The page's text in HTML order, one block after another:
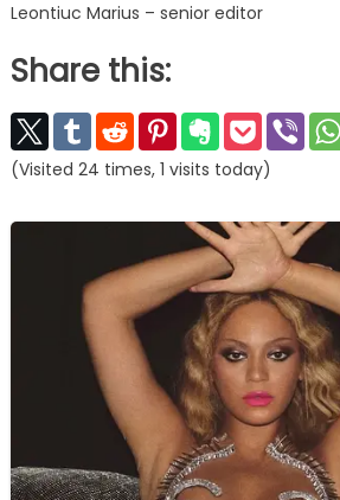
Leontiuc Marius – senior editor
Share this:
(Visited 24 times, 1 visits today)